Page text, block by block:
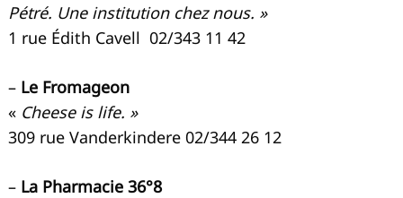
Pétré. Une institution chez nous. »
1 rue Édith Cavell 02/343 11 42
– Le Fromageon
« Cheese is life. »
309 rue Vanderkindere 02/344 26 12
– La Pharmacie 36°8